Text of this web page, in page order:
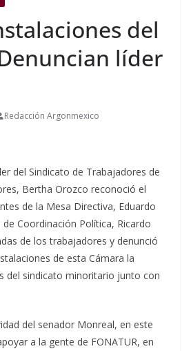
del
líder
Redacción Argonmexico
del Sindicato de Trabajadores de
Bertha Orozco reconoció el
de la Mesa Directiva, Eduardo
de Coordinación Política, Ricardo
de los trabajadores y denunció
de esta Cámara la
del sindicato minoritario junto con
del senador Monreal, en este
a la gente de FONATUR, en